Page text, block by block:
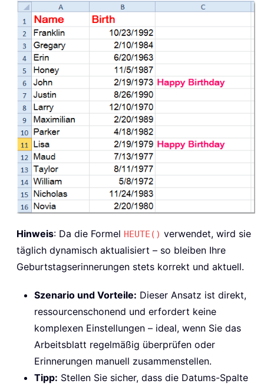
Hinweis: Da die Formel HEUTE() verwendet, wird sie
täglich dynamisch aktualisiert – so bleiben Ihre
Geburtstagserinnerungen stets korrekt und aktuell.
Szenario und Vorteile: Dieser Ansatz ist direkt,
ressourcenschonend und erfordert keine
komplexen Einstellungen – ideal, wenn Sie das
Arbeitsblatt regelmäßig überprüfen oder
Erinnerungen manuell zusammenstellen.
Tipp: Stellen Sie sicher, dass die Datums-Spalte